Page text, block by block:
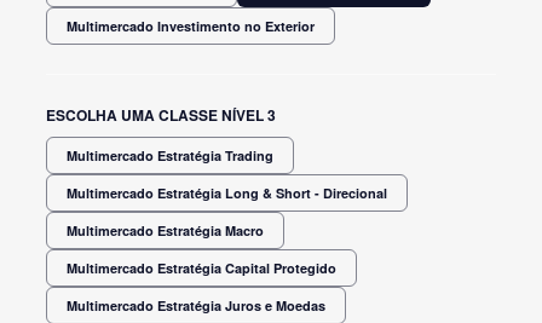
Multimercado Investimento no Exterior
ESCOLHA UMA CLASSE NÍVEL 3
Multimercado Estratégia Trading
Multimercado Estratégia Long & Short - Direcional
Multimercado Estratégia Macro
Multimercado Estratégia Capital Protegido
Multimercado Estratégia Juros e Moedas